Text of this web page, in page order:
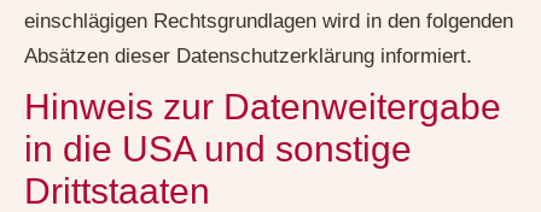
einschlägigen Rechtsgrundlagen wird in den folgenden
Absätzen dieser Datenschutzerklärung informiert.
Hinweis zur Datenweitergabe
in die USA und sonstige
Drittstaaten